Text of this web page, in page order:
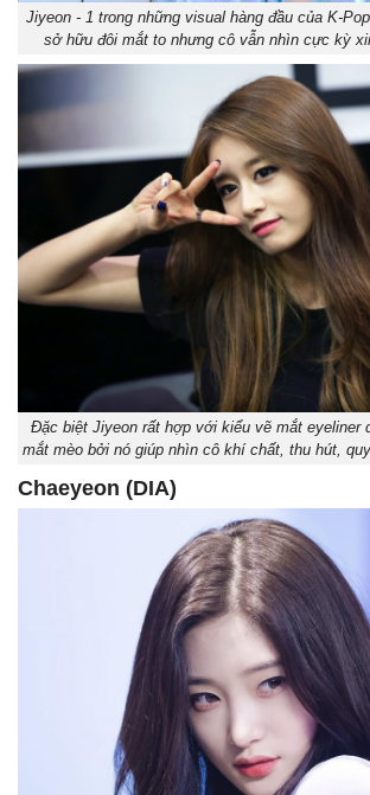
Jiyeon - 1 trong những visual hàng đầu của K-
sở hữu đôi mắt to nhưng cô vẫn nhìn cực kỳ
Đặc biệt Jiyeon rất hợp với kiểu vẽ mắt eyeliner
mắt mèo bởi nó giúp nhìn cô khí chất, thu hút,
Chaeyeon (DIA)